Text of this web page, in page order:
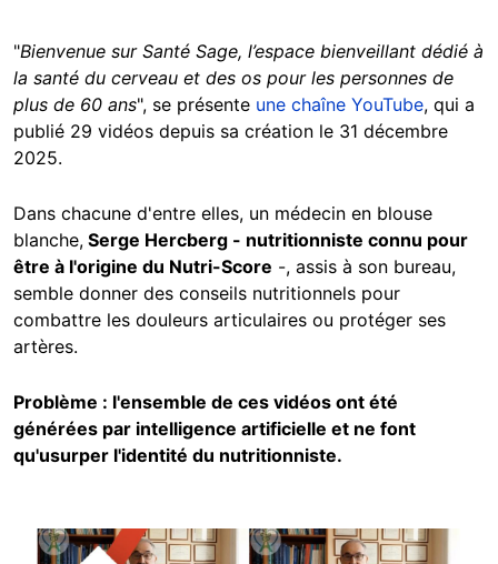
"Bienvenue sur Santé Sage, l’espace bienveillant dédié à
la santé du cerveau et des os pour les personnes de
plus de 60 ans", se présente une chaîne YouTube, qui a
publié 29 vidéos depuis sa création le 31 décembre
2025.
Dans chacune d'entre elles, un médecin en blouse
blanche, Serge Hercberg - nutritionniste connu pour
être à l'origine du Nutri-Score -, assis à son bureau,
semble donner des conseils nutritionnels pour
combattre les douleurs articulaires ou protéger ses
artères.
Problème : l'ensemble de ces vidéos ont été
générées par intelligence artificielle et ne font
qu'usurper l'identité du nutritionniste.
Image